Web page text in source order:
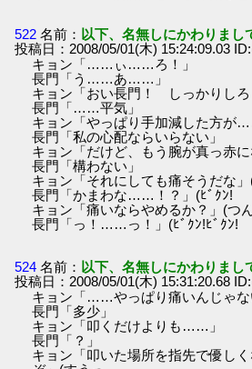
522 名前： 以下、名無しにかわりまし
投稿日：2008/05/01(木) 15:24:09.03
キョン「……ぃ……ろ！」
長門「う……あ……」
キョン「おい長門！ しっかりし
長門「……平気」
キョン「やっぱり手加減した方が
長門「私の心配ならいらない」
キョン「だけど、もう腕が真っ赤に
長門「構わない」
キョン「それにしても痛そうだな
長門「かまわな……！？」(ﾋﾞｸﾝ!
キョン「痛いならやめるか？」(つ
長門「っ！……っ！」(ﾋﾞｸﾝ!ﾋﾞｸﾝ!
524 名前： 以下、名無しにかわりまし
投稿日：2008/05/01(木) 15:31:20.68
キョン「……やっぱり痛いんじゃな
長門「多少」
キョン「叩くだけよりも……」
長門「？」
キョン「叩いた場所を指先で優し